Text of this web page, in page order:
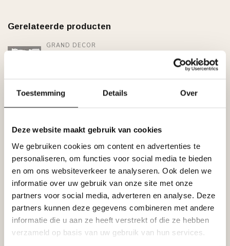
Toestemming Details Over
Deze website maakt gebruik van cookies
We gebruiken cookies om content en advertenties te
personaliseren, om functies voor social media te bieden
en om ons websiteverkeer te analyseren. Ook delen we
informatie over uw gebruik van onze site met onze
partners voor social media, adverteren en analyse. Deze
partners kunnen deze gegevens combineren met andere
informatie die u aan ze heeft verstrekt of die ze hebben
verzameld op basis van uw gebruik van hun services.
Gerelateerde producten
GRAND DECOR
€31,79
GRAND DECOR
lengte 2 m
Op voorraad
GRAND DECOR
Grand Decor Kaderlijst CR727 (24
x 13 mm), polyurethaan, lengte 2
m
Op voorraad
€9,38
GRAND DECOR